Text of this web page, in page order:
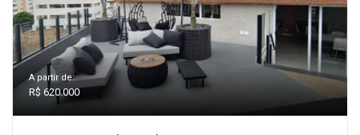
A partir de:
R$ 620.000